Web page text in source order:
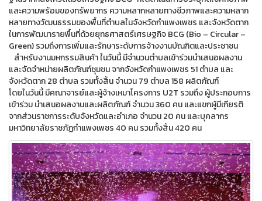
และความพร้อมของทรัพยากร ความหลากหลายทางชีวภาพและความหลาก
หลายทางวัฒนธรรมของพื้นที่ตำบลในจังหวัดกำแพงเพชร และจังหวัดตาก
ในการพัฒนารายพื้นที่ด้วยยุทธศาสตร์เศรษฐกิจ BCG (Bio – Circular –
Green) รวมถึงการเพิ่มและรักษาระดับการจ้างงานบัณฑิตและประชาชน
สำหรับงานมหกรรมสินค้า ในวันนี้ มีจำนวนตำบลเข้าร่วมนำเสนอผลงาน
และจัดจำหน่ายผลิตภัณฑ์ชุมชน จากจังหวัดกำแพงเพชร 51 ตำบล และ
จังหวัดตาก 28 ตำบล รวมทั้งสิ้น จำนวน 79 ตำบล 158 ผลิตภัณฑ์
โดยในวันนี้ มีคณาจารย์และผู้จ้างเหมาโครงการ U2T รวมถึง ผู้ประกอบการ
เข้าร่วม นำเสนอผลงานและผลิตภัณฑ์ จำนวน 360 คน และแขกผู้มีเกียรติ
จากส่วนราชการระดับจังหวัดและอำเภอ จำนวน 20 คน และบุคลากร
มหาวิทยาลัยราชภัฏกำแพงเพชร 40 คน รวมทั้งสิ้น 420 คน